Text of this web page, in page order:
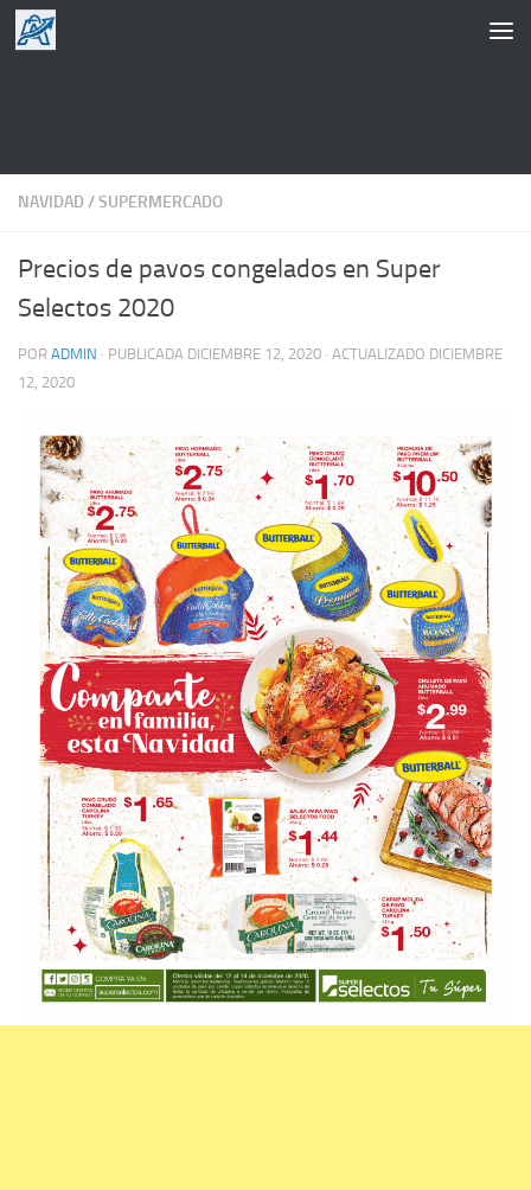
Saltar al contenido
NAVIDAD /SUPERMERCADO
Precios de pavos congelados en Super
Selectos 2020
POR ADMIN · PUBLICADA DICIEMBRE 12, 2020 · ACTUALIZADO DICIEMBRE
12, 2020